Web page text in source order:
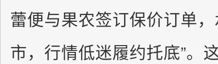
蕾便与果农签订保价订单
市，行情低迷履约托底”。